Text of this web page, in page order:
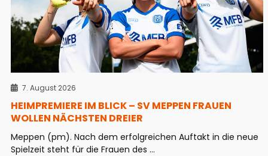
7. August 2026
HEIMPREMIERE IM BLICK – SV MEPPEN FRAUEN
WOLLEN NÄCHSTEN DREIER
Meppen (pm). Nach dem erfolgreichen Auftakt in die neue
Spielzeit steht für die Frauen des ...